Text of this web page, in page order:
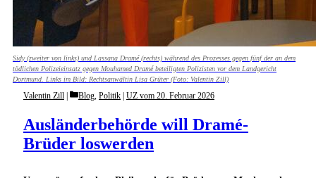
Sidy (zweiter von links) und Lassana Dramé (rechts) während des Prozesses gegen fünf der an dem
tödlichen Polizeieinsatz gegen Mouhamed Dramé beteiligten Polizisten vor dem Landgericht
Dortmund. Links im Bild: Rechtsanwältin Lisa Grüter (Foto: Valentin Zill)
Ausländerbehörde will Dramé-
Brüder loswerden
Valentin Zill Categories
Blog, Politik UZ vom 20. Februar 2026